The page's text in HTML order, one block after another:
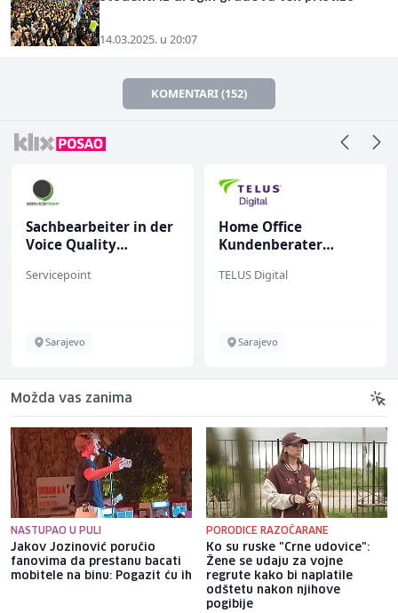
14.03.2025. u 20:07
KOMENTARI (152)
Sachbearbeiter in der
Voice Quality
Servicepoint
Sarajevo
Home Office
Kundenberater
renommiertes
TELUS Digital
Sarajevo
Možda vas zanima
NASTUPAO U PULI
Jakov Jozinović poručio
fanovima da prestanu bacati
mobitele na binu: Pogazit ću ih
PORODICE RAZOČARANE
Ko su ruske "Crne udovice":
Žene se udaju za vojne
regrute kako bi naplatile
odštetu nakon njihove
pogibije